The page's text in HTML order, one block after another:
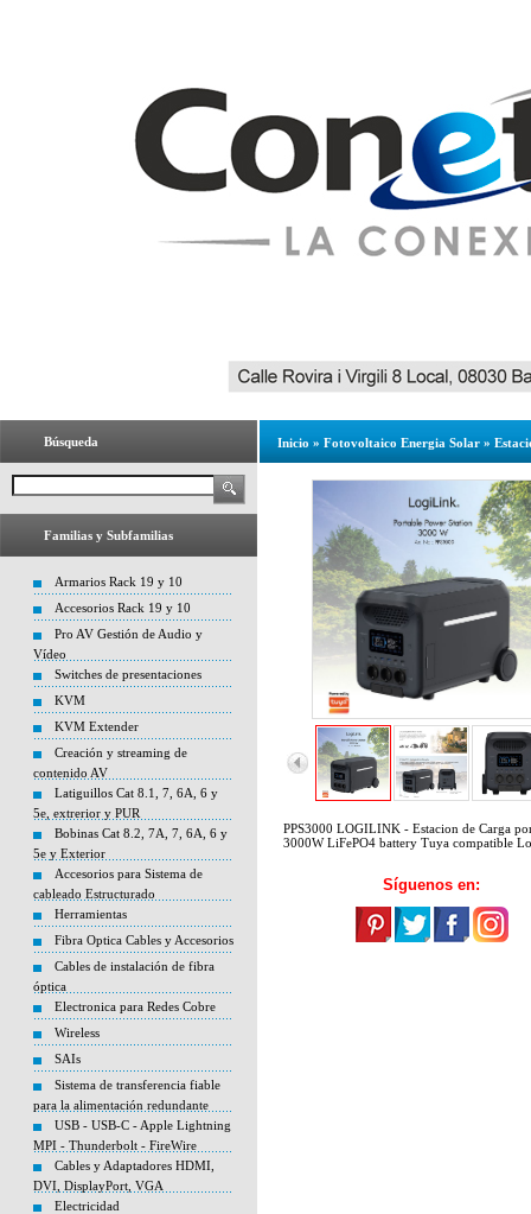
Búsqueda
Familias y Subfamilias
Armarios Rack 19 y 10
Accesorios Rack 19 y 10
Pro AV Gestión de Audio y
Vídeo
Switches de presentaciones
KVM
KVM Extender
Creación y streaming de
contenido AV
Latiguillos Cat 8.1, 7, 6A, 6 y
5e, extrerior y PUR
Bobinas Cat 8.2, 7A, 7, 6A, 6 y
5e y Exterior
Accesorios para Sistema de
cableado Estructurado
Herramientas
Fibra Optica Cables y Accesorios
Cables de instalación de fibra
óptica
Electronica para Redes Cobre
Wireless
SAIs
Sistema de transferencia fiable
para la alimentación redundante
USB - USB-C - Apple Lightning
MPI - Thunderbolt - FireWire
Cables y Adaptadores HDMI,
DVI, DisplayPort, VGA
Electricidad
Inicio » Fotovoltaico Energia Solar »
PPS3000 LOGILINK - Estacion de Carga
3000W LiFePO4 battery Tuya compatible
Síguenos en: